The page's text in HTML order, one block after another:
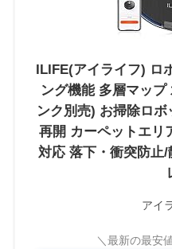
ILIFE(アイライフ) ロ
ング機能 多層マッ
ンク別売) お掃除ロ
再開 カーペットエリ
対応 落下・衝突防止
アイ